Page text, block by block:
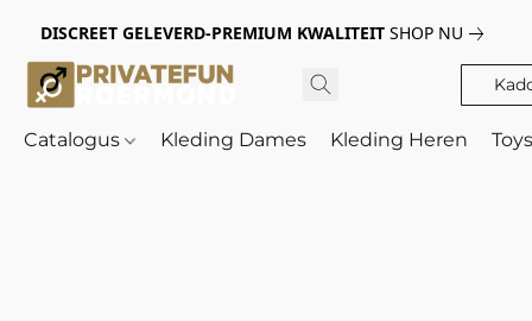
DISCREET GELEVERD-PREMIUM KWALITEIT SHOP NU
Catalogus Kleding Dames Kleding Heren